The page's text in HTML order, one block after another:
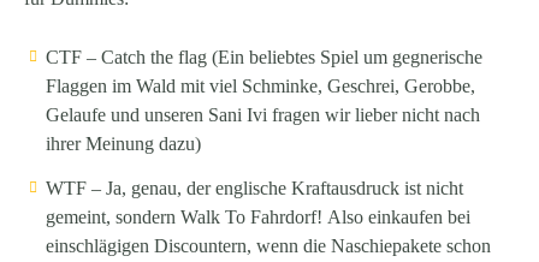
CTF – Catch the flag (Ein beliebtes Spiel um gegnerische
Flaggen im Wald mit viel Schminke, Geschrei, Gerobbe,
Gelaufe und unseren Sani Ivi fragen wir lieber nicht nach
ihrer Meinung dazu)
WTF – Ja, genau, der englische Kraftausdruck ist nicht
gemeint, sondern Walk To Fahrdorf! Also einkaufen bei
einschlägigen Discountern, wenn die Naschiepakete schon